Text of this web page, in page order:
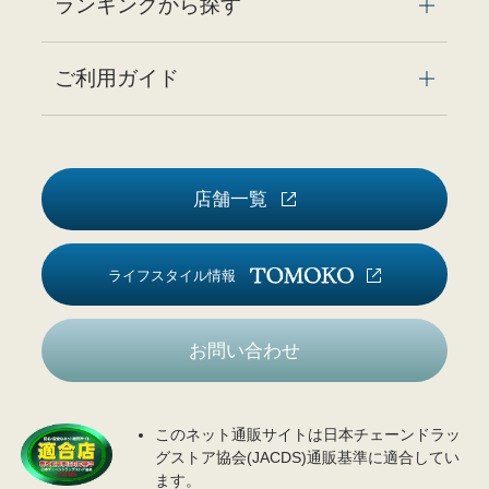
ランキングから探す
ご利用ガイド
店舗一覧
ライフスタイル情報
お問い合わせ
このネット通販サイトは日本チェーンドラッ
グストア協会(JACDS)通販基準に適合してい
ます。